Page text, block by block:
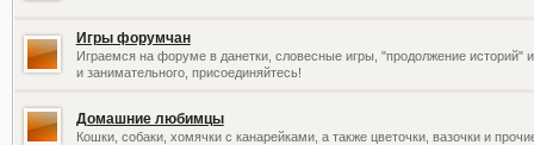
Игры форумчан
Играемся на форуме в данетки, словесные игры, "продолжение историй"
и занимательного, присоединяйтесь!
Домашние любимцы
Кошки, собаки, хомячки с канарейками, а также цветочки, вазочки и